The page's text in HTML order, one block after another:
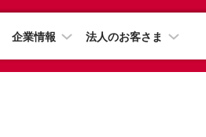
企業情報 法人のお客さま